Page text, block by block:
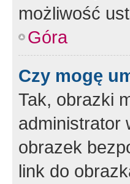
możliwość
Góra
Czy mogę
Tak, obrazki
administrator
obrazek
link do